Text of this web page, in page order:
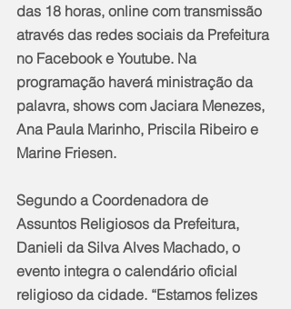
das 18 horas, online com transmissão
através das redes sociais da Prefeitura
no Facebook e Youtube. Na
programação haverá ministração da
palavra, shows com Jaciara Menezes,
Ana Paula Marinho, Priscila Ribeiro e
Marine Friesen.
Segundo a Coordenadora de
Assuntos Religiosos da Prefeitura,
Danieli da Silva Alves Machado, o
evento integra o calendário oficial
religioso da cidade. “Estamos felizes